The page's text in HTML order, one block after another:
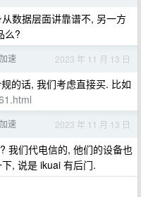
数据层面讲靠谱不, 另一方
么?
速 2023 年 11 月 13 日
的话, 我们考虑直接买. 比如
速 2023 年 11 月 13 日
我们代电信的, 他们的设备也
, 说是 ikuai 有后门.